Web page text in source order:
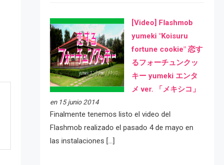
[Video] Flashmob
yumeki "Koisuru
fortune cookie" 恋す
るフォーチュンクッ
キー yumeki エンタ
メ ver. 「メキシコ」
en 15 junio 2014
Finalmente tenemos listo el video del
Flashmob realizado el pasado 4 de mayo en
las instalaciones […]